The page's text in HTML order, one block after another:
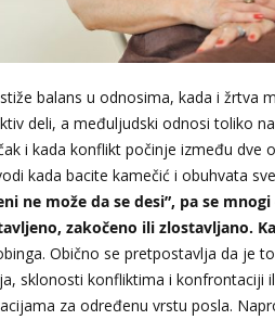
balans u odnosima, kada i žrtva
deli, a međuljudski odnosi toliko
i kada konflikt počinje između dve
kada bacite kamečić i obuhvata
ne može da se desi”, pa se
zakočeno ili zlostavljano.
Obično se pretpostavlja da je
sklonosti konfliktima i konfrontaciji
za određenu vrstu posla.